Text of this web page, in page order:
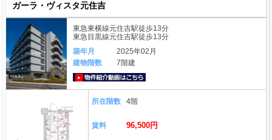
ガーラ・ヴィスタ元住吉
東急東横線元住吉駅徒歩13分
東急目黒線元住吉駅徒歩13分
築年月
2025年02月
建物階数
7階建
所在階数 4階
賃料 96,500円